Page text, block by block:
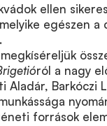
ellen
egészen a
ról a nagy
Aladár, Barkóczi
források